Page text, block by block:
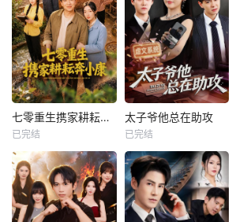
七零重生携家耕耘奔小康
已完结
太子爷他总在助攻
已完结